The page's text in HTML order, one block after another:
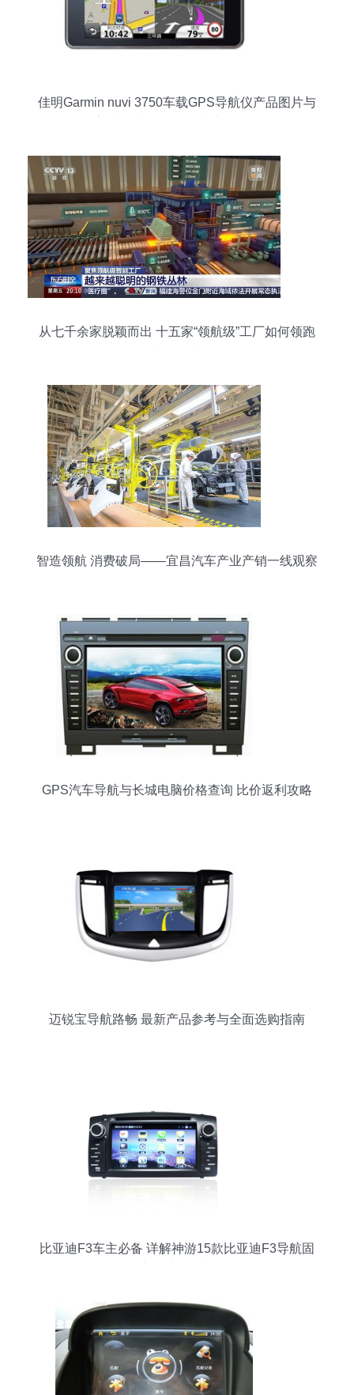
佳明Garmin nuvi 3750车载GPS导航仪产品图片与
从七千余家脱颖而出 十五家“领航级”工厂如何领跑
智造领航 消费破局——宜昌汽车产业产销一线观察
GPS汽车导航与长城电脑价格查询 比价返利攻略
迈锐宝导航路畅 最新产品参考与全面选购指南
比亚迪F3车主必备 详解神游15款比亚迪F3导航固